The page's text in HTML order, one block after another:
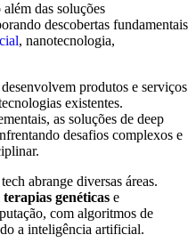
das soluções
descobertas fundamentais
, nanotecnologia,
produtos e serviços
existentes.
as soluções de deep
desafios complexos e
abrange diversas áreas.
terapias genéticas e
com algoritmos de
a inteligência artificial.